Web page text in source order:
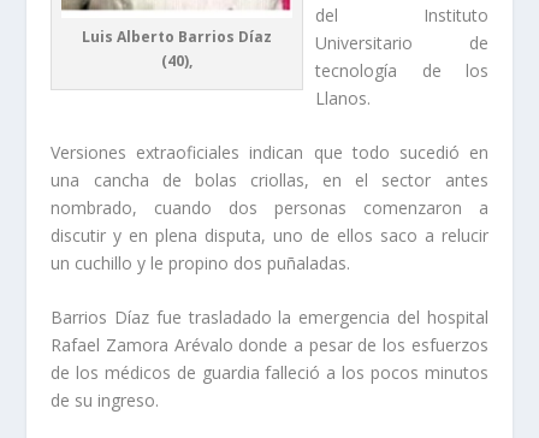
Luis Alberto Barrios Díaz
(40),
del Instituto
Universitario de
tecnología de los
Llanos.
Versiones extraoficiales indican que todo sucedió en
una cancha de bolas criollas, en el sector antes
nombrado, cuando dos personas comenzaron a
discutir y en plena disputa, uno de ellos saco a relucir
un cuchillo y le propino dos puñaladas.
Barrios Díaz fue trasladado la emergencia del hospital
Rafael Zamora Arévalo donde a pesar de los esfuerzos
de los médicos de guardia falleció a los pocos minutos
de su ingreso.